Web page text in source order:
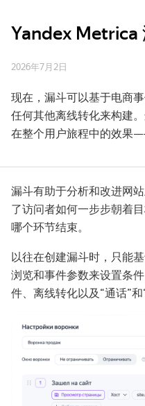
Yandex Metrica
2026年7月2日
现在，漏斗可以基于电商
任何其他离线转化来构建
在整个用户旅程中的效果
漏斗有助于分析和改进网
了访问者如何一步步朝着
哪个环节结束。
以往在创建漏斗时，只能
浏览和事件参数来设置条
件、离线转化以及“通话”和